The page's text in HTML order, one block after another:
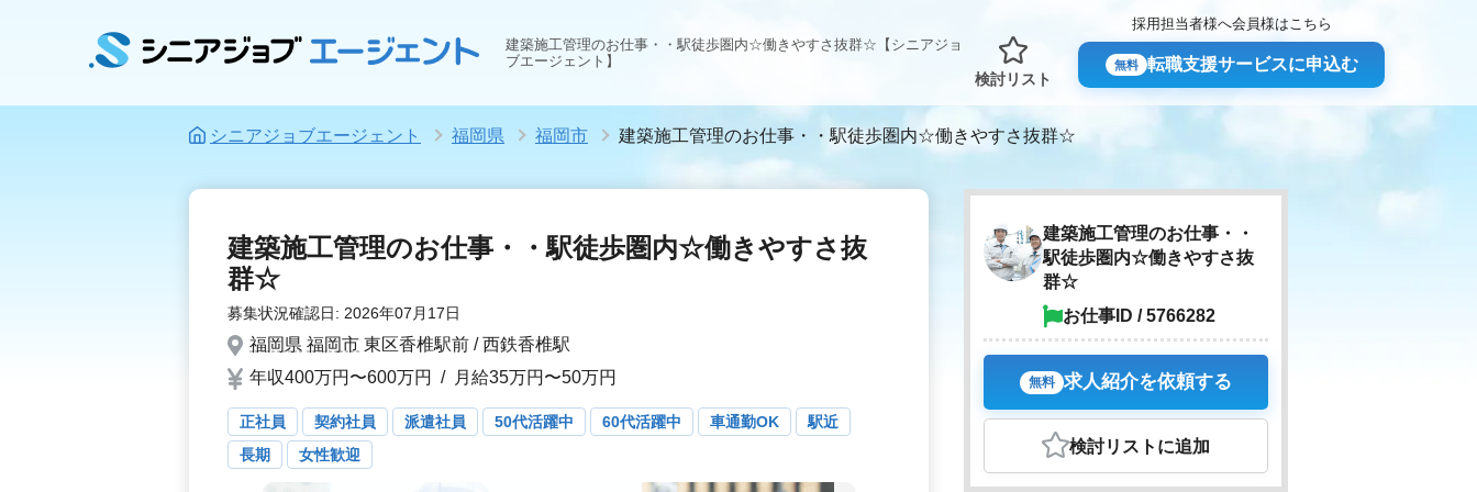
建築施工管理のお仕事・・駅徒歩圏内☆働きやすさ抜群☆【シニアジョ
ブエージェント】
検討リスト
採用担当者様へ会員様はこちら
無料 転職支援サービスに申込む
シニアジョブエージェント 福岡県 福岡市 建築施工管理のお仕事・・駅徒歩圏内☆働きやすさ抜群☆
建築施工管理のお仕事・・駅徒歩圏内☆働きやすさ抜
群☆
募集状況確認日: 2026年07月17日
福岡県 福岡市 東区香椎駅前 / 西鉄香椎駅
年収400万円〜600万円
/ 月給35万円〜50万円
正社員 契約社員 派遣社員 50代活躍中 60代活躍中 車通勤OK
駅近
長期
女性歓迎
建築施工管理のお仕事・・
駅徒歩圏内☆働きやすさ抜
群☆
お仕事ID / 5766282
無料 求人紹介を依頼する
検討リスト に追加